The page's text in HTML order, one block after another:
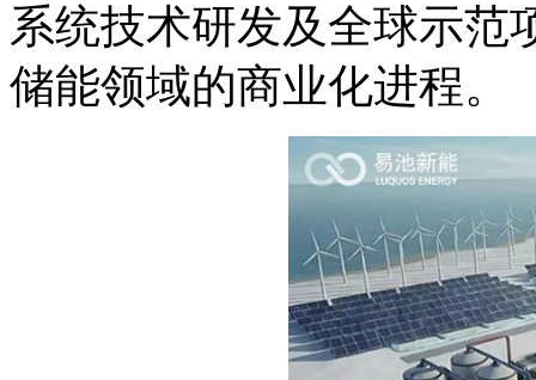
系统技术研发及全球示范
储能领域的商业化进程。